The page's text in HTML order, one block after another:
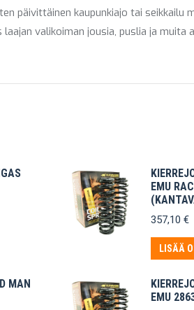
päivittäinen kaupunkiajo tai seikkailu
valikoiman jousia, puslia ja muita
EMU
357,10 €
LISÄÄ
MAN
EMU